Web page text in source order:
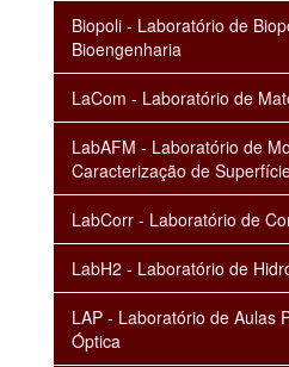
Biopoli - Laboratório de
Bioengenharia
LaCom - Laboratório de
LabAFM - Laboratório de
Caracterização de
LabCorr - Laboratório de
LabH2 - Laboratório de
LAP - Laboratório de Aulas
Óptica